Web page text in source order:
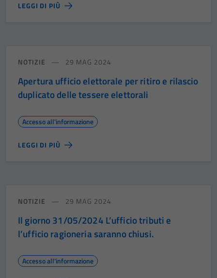
LEGGI DI PIÙ
NOTIZIE 29 MAG 2024
Apertura ufficio elettorale per ritiro e rilascio
duplicato delle tessere elettorali
Accesso all'informazione
LEGGI DI PIÙ
NOTIZIE 29 MAG 2024
Il giorno 31/05/2024 L’ufficio tributi e
l’ufficio ragioneria saranno chiusi.
Accesso all'informazione